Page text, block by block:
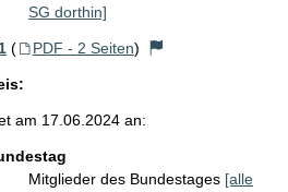
SG dorthin]
( PDF - 2 Seiten)
am 17.06.2024 an:
Mitglieder des Bundestages [alle